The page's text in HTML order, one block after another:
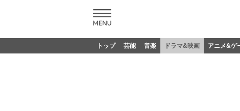
トップ 芸能 音楽 ドラマ&映画 アニメ&ゲ